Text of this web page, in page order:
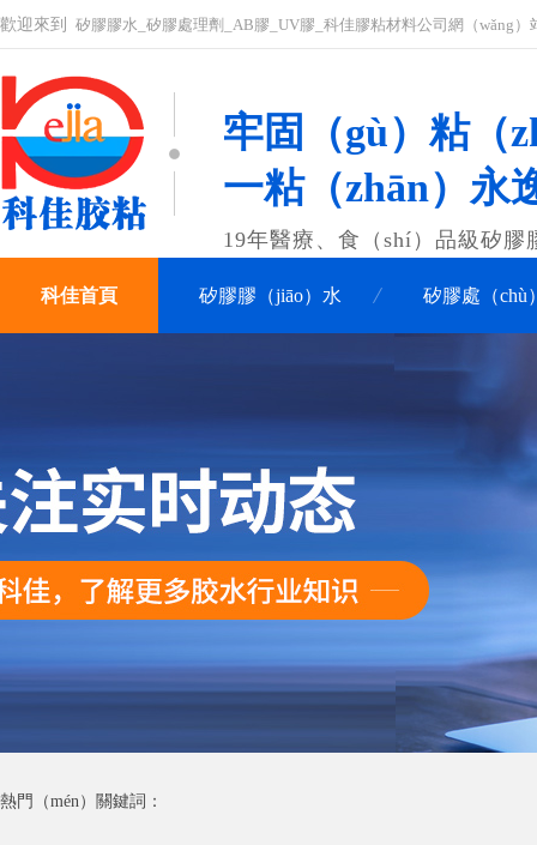
歡迎來到 矽膠膠水_矽膠處理劑_AB膠_UV膠_科佳膠粘材料公司網（wǎng）
牢固（gù）粘（
一粘（zhān）永
19年醫療、食（shí）品級矽膠
科佳首頁 矽膠膠（jiāo）水 矽膠處（chù
熱門（mén）關鍵詞：